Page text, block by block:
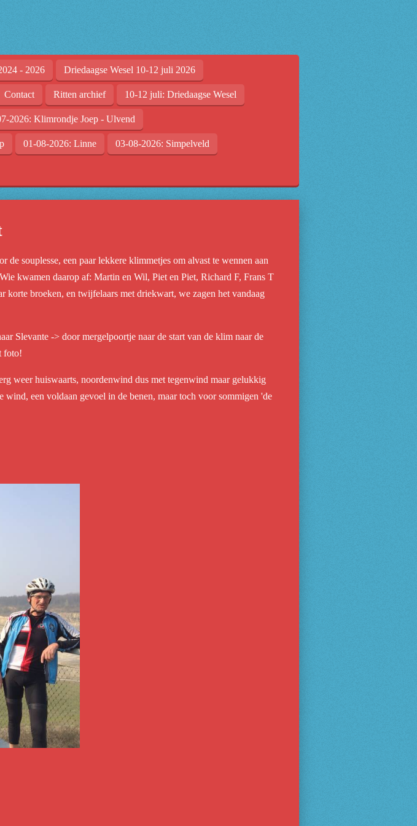
- 2026 Driedaagse Wesel 10-12 juli 2026
Contact Ritten archief 10-12 juli: Driedaagse Wesel
2026: Klimrondje Joep - Ulvend
01-08-2026: Linne 03-08-2026: Simpelveld
souplesse, een paar lekkere klimmetjes om alvast te wennen aan
kwamen daarop af: Martin en Wil, Piet en Piet, Richard F, Frans T
korte broeken, en twijfelaars met driekwart, we zagen het vandaag
Slevante -> door mergelpoortje naar de start van de klim naar de
foto!
weer huiswaarts, noordenwind dus met tegenwind maar gelukkig
een voldaan gevoel in de benen, maar toch voor sommigen 'de